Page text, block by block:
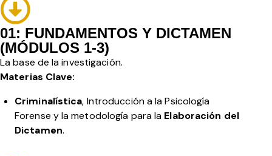
01: FUNDAMENTOS Y DICTAMEN
(MÓDULOS 1-3)
La base de la investigación.
Materias Clave:
Criminalística, Introducción a la Psicología
Forense y la metodología para la Elaboración del
Dictamen.